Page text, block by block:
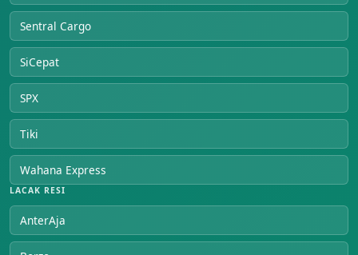
Sentral Cargo
SiCepat
SPX
Tiki
Wahana Express
LACAK RESI
AnterAja